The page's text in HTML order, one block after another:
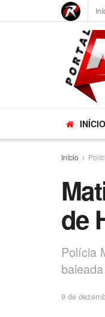
INÍCIO
Início
de
Polícia
9 de